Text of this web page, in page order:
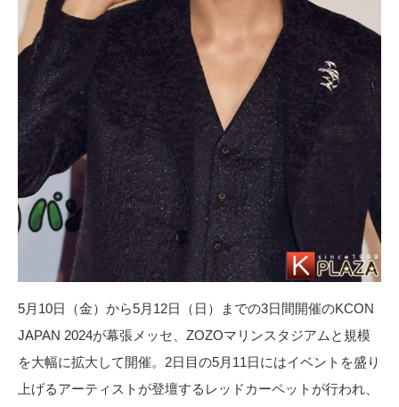
5月10日（金）から5月12日（日）までの3日間開催のKCON
JAPAN 2024が幕張メッセ、ZOZOマリンスタジアムと規模
を大幅に拡大して開催。2日目の5月11日にはイベントを盛り
上げるアーティストが登壇するレッドカーペットが行われ、